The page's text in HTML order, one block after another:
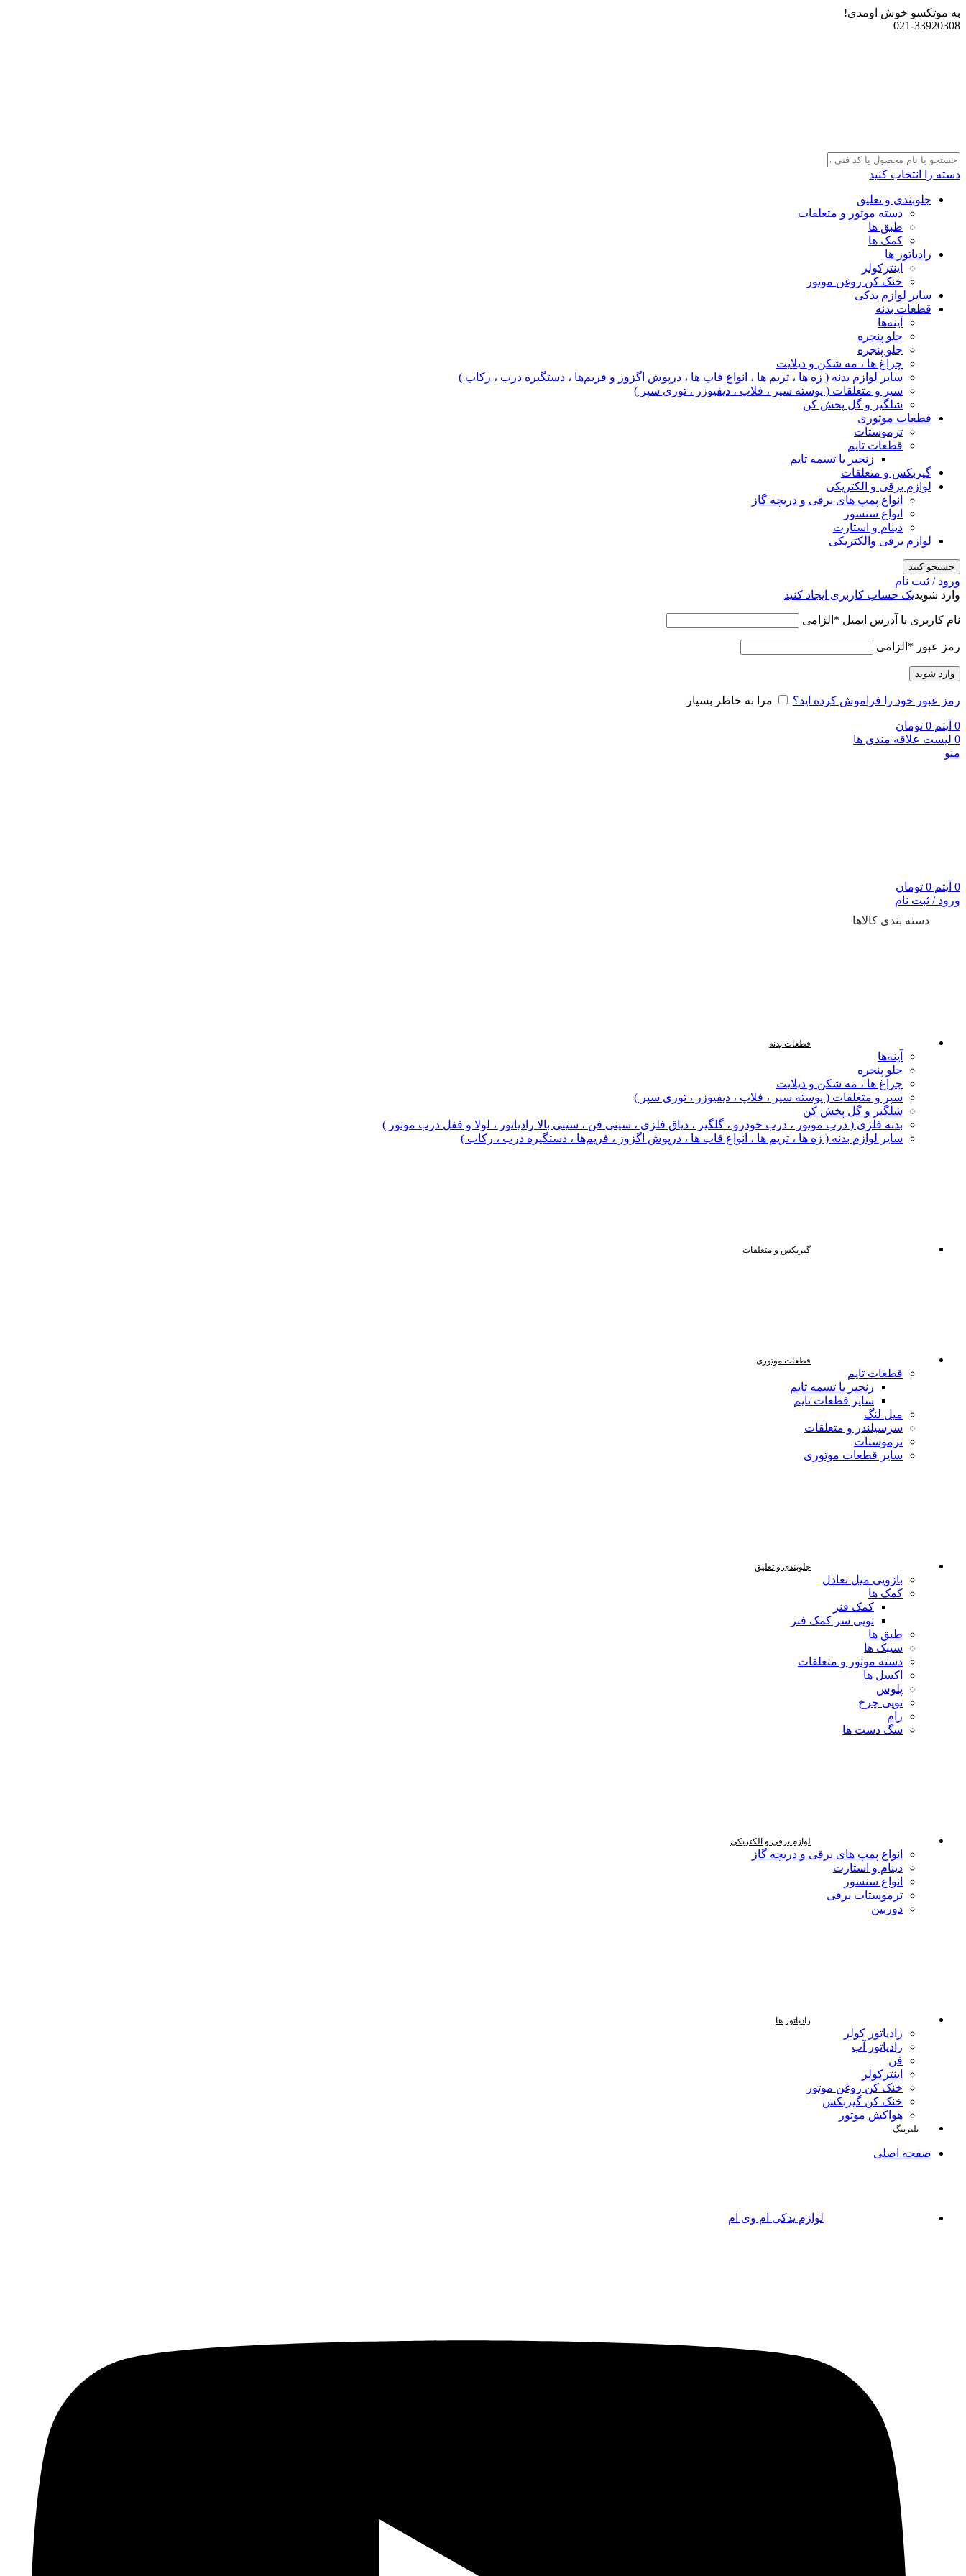
به موتکسو خوش اومدی!
021-33920308
دسته را انتخاب کنید
جلوبندی و تعلیق
دسته موتور و متعلقات
طبق ها
کمک ها
رادیاتور ها
اینترکولر
خنک کن روغن موتور
سایر لوازم یدکی
قطعات بدنه
آینه‌ها
جلو پنجره
جلو پنجره
چراغ‌ ها ، مه‌ شکن و دیلایت
سایر لوازم بدنه ( زه ها ، تریم ها ، انواع قاب ها ، درپوش اگزوز و فریم‌ها ، دستگیره درب ، رکاب )
سپر و متعلقات ( پوسته سپر ، فلاپ ، دیفیوزر ، توری سپر )
شلگیر و گل‌ پخش‌ کن
قطعات موتوری
ترموستات
قطعات تایم
زنجیر یا تسمه تایم
گیربکس و متعلقات
لوازم برقی و الکتریکی
انواع پمپ های برقی و دریچه گاز
انواع سنسور
دینام و استارت
لوازم برقی والکتریکی
جستجو کنید
ورود / ثبت نام
وارد شویدیک حساب کاربری ایجاد کنید
نام کاربری یا آدرس ایمیل * الزامی
رمز عبور * الزامی
وارد شوید
رمز عبور خود را فراموش کرده اید؟ مرا به خاطر بسپار
0 آیتم 0 تومان
0 لیست علاقه مندی ها
منو
0 آیتم 0 تومان
ورود / ثبت نام
دسته بندی کالاها
قطعات بدنه
آینه‌ها
جلو پنجره
چراغ‌ ها ، مه‌ شکن و دیلایت
سپر و متعلقات ( پوسته سپر ، فلاپ ، دیفیوزر ، توری سپر )
شلگیر و گل‌ پخش‌ کن
بدنه فلزی ( درب موتور ، درب خودرو ، گلگیر ، دیاق فلزی ، سینی فن ، سینی بالا رادیاتور ، لولا و قفل درب موتور )
سایر لوازم بدنه ( زه ها ، تریم ها ، انواع قاب ها ، درپوش اگزوز ، فریم‌ها ، دستگیره درب ، رکاب )
گیربکس و متعلقات
قطعات موتوری
قطعات تایم
زنجیر یا تسمه تایم
سایر قطعات تایم
میل لنگ
سرسیلندر و متعلقات
ترموستات
سایر قطعات موتوری
جلوبندی و تعلیق
بازویی میل تعادل
کمک ها
کمک فنر
توپی سر کمک فنر
طبق ها
سیبک ها
دسته موتور و متعلقات
اکسل ها
پلوس
توپی چرخ
رام
سگ دست ها
لوازم برقی و الکتریکی
انواع پمپ های برقی و دریچه گاز
دینام و استارت
انواع سنسور
ترموستات برقی
دوربین
رادیاتور ها
رادیاتور کولر
رادیاتور آب
فن
اینترکولر
خنک کن روغن موتور
خنک کن گیربکس
هواکش موتور
بلبرینگ
صفحه اصلی
لوازم یدکی ام وی ام